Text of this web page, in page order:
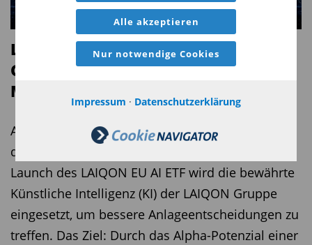
Alle akzeptieren
Nur notwendige Cookies
Impressum · Datenschutzerklärung
LAIQON - EU AI ETF: der Next
Generation ETF kommt auf den
Markt
Am 12. August 2026 beginnt ein neues Kapitel in
der Geschichte aktiv gemanagter ETFs: Mit dem
Launch des LAIQON EU AI ETF wird die bewährte
Künstliche Intelligenz (KI) der LAIQON Gruppe
eingesetzt, um bessere Anlageentscheidungen zu
treffen. Das Ziel: Durch das Alpha-Potenzial einer